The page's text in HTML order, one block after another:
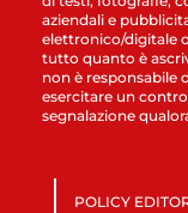
aziendali e
elettronico/digitale
tutto quanto è
non è responsabile
esercitare un
segnalazione
POLICY